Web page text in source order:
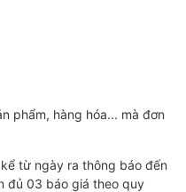
phẩm, hàng hóa... mà đơn
từ ngày ra thông báo đến
đủ 03 báo giá theo quy